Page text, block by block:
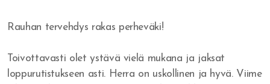
Rauhan tervehdys rakas perheväki!
Toivottavasti olet ystävä vielä mukana ja jaksat
loppurutistukseen asti. Herra on uskollinen ja hyvä. Viime
Herätys!